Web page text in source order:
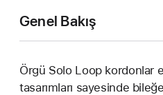
Genel Bakış
Örgü Solo Loop kordonlar
tasarımları sayesinde